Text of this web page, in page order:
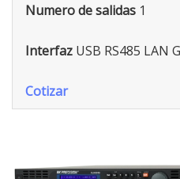
Numero de salidas 1
Interfaz USB RS485 LAN
Cotizar